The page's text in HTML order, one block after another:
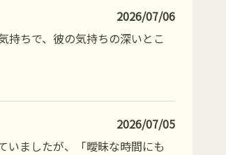
2026/07/06
持ちで、彼の気持ちの深いとこ
2026/07/05
いましたが、「曖昧な時間にも